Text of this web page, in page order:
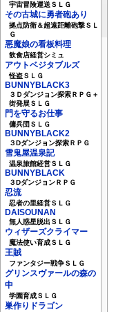
宇宙冒険運送ＳＬＧ
その古城に勇者砲あり
拠点防衛＆超遠距離砲撃ＳＬ
Ｇ
悪魔娘の看板料理
飲食店経営シミュ
アウトベジタブルズ
怪盗ＳＬＧ
BUNNYBLACK3
３Ｄダンジョン探索ＲＰＧ＋
街発展ＳＬＧ
門を守るお仕事
傭兵団ＳＬＧ
BUNNYBLACK2
３Dダンジョン探索ＲＰＧ
雪鬼屋温泉記
温泉旅館経営ＳＬＧ
BUNNYBLACK
３DダンジョンＲＰＧ
忍流
忍者の里経営ＳＬＧ
DAISOUNAN
無人惑星脱出ＳＬＧ
ウィザーズクライマー
魔法使い育成ＳＬＧ
王賊
ファンタジー戦争ＳＬＧ
グリンスヴァールの森の
中
学園育成ＳＬＧ
巣作りドラゴン